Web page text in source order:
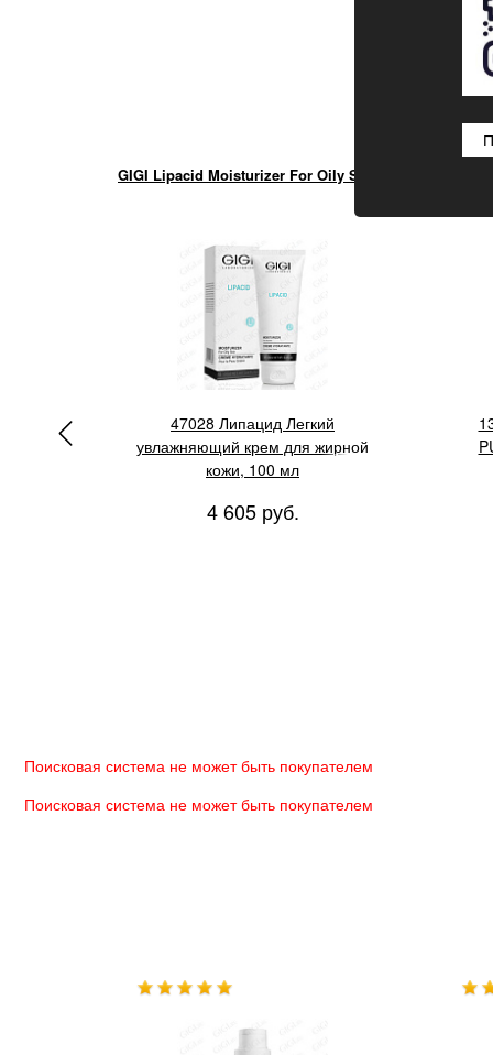
GIGI Lipacid Moisturizer For Oily Skin
47028 Липацид Легкий
увлажняющий крем для жирной
кожи, 100 мл
4 605 руб.
Поисковая система не может быть покупателем
Поисковая система не может быть покупателем